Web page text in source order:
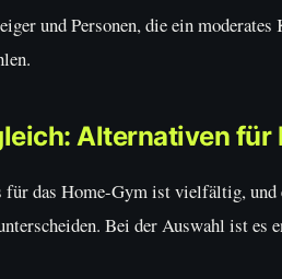
und Personen, die ein
Alternativen für
das Home-Gym ist vielfältig,
Bei der Auswahl ist es